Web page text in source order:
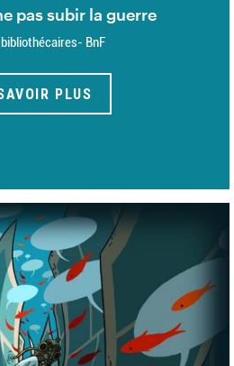
pas subir la guerre
BnF
PLUS